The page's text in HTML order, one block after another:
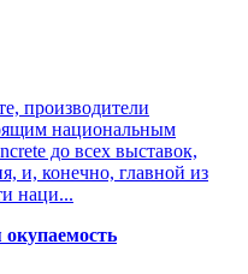
производители
национальным
до всех выставок,
и, конечно, главной из
наци...